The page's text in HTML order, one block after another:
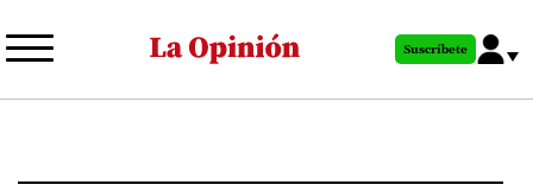
al
principal
Suscríbete